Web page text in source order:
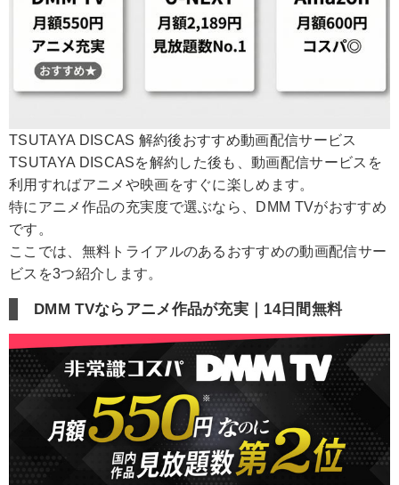
TSUTAYA DISCAS 解約後おすすめ動画配信サービス
TSUTAYA DISCASを解約した後も、動画配信サービスを
利用すればアニメや映画をすぐに楽しめます。
特にアニメ作品の充実度で選ぶなら、DMM TVがおすすめ
です。
ここでは、無料トライアルのあるおすすめの動画配信サー
ビスを3つ紹介します。
DMM TVならアニメ作品が充実｜14日間無料